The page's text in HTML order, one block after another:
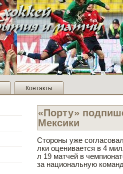
Контакты
«Порту»
Мексики
Стороны уже
лки оценивается в 4
л 19 матчей в
за национальную